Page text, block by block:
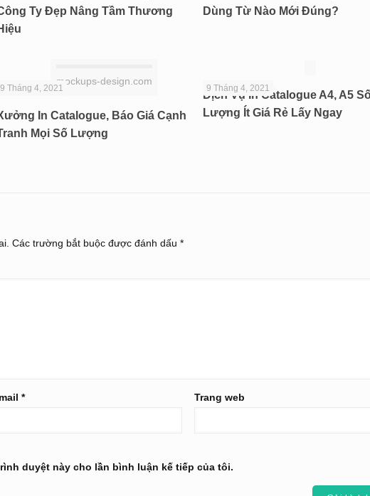
Ty Đẹp Nâng Tầm Thương
Dùng Từ Nào Mới Đúng?
mockups-design.com
9 Tháng 4, 2021
In Catalogue, Báo Giá Cạnh
Mọi Số Lượng
9 Tháng 4, 2021
Dịch Vụ In Catalogue A4, A5
Lượng Ít Giá Rẻ Lấy Ngay
Các trường bắt buộc được đánh dấu *
* Trang web
duyệt này cho lần bình luận kế tiếp của tôi.